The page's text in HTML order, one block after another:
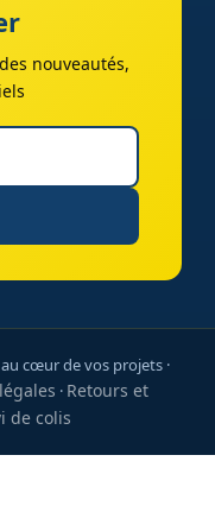
nouveautés,
cœur de vos projets ·
· Retours et
de colis